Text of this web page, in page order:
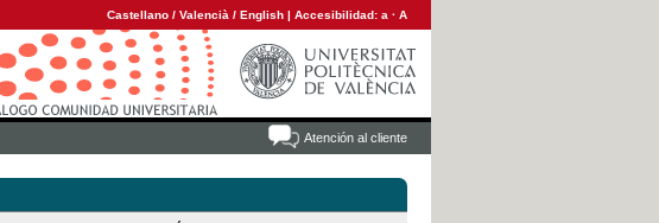
Castellano / Valencià / English | Accesibilidad: a · A
Atención al cliente